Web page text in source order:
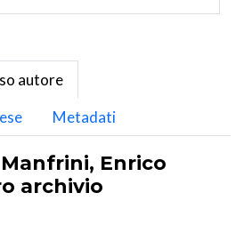
autore
Metadati
Enrico
archivio